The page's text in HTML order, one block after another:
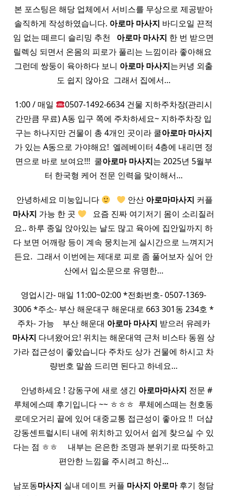
본 포스팅은 해당 업체에서 서비스를 무상으로 제공받아
솔직하게 작성하였습니다. 아로마 마사지 바디오일 끈적
임 없는 떼르디 슬리밍 추천 ​ ​ 아로마 마사지 한 번 받으면
릴렉싱 되면서 온몸의 피로가 풀리는 느낌이라 좋아해요 ​
그런데 쌍둥이 육아하다 보니 아로마 마사지는커녕 외출
도 쉽지 않아요 ​ 그래서 집에서…
1:00 / 매일
0507-1492-6634 건물 지하주차장(관리시
간만큼 무료) A동 입구 쪽에 주차하세요~ 지하주차장 입
구는 하나지만 건물이 총 4개인 곳이라 쿨아로마 마사지
가 있는 A동으로 가야해요! ​ 엘레베이터 4층에 내리면 정
면으로 바로 보여요!!! ​ 쿨아로마 마사지는 2025년 5월부
터 한국형 케어 전문 인력을 맞이해서…
​ 안녕하세요 미눙입니다 안산 아로마마사지 커플
마사지 가능 한 곳
​ ​ 요즘 진짜 여기저기 몸이 소리질러
요.. 하루 종일 앉아있는 날도 많고 육아에 집안일까지 하
다 보면 어깨랑 등이 계속 뭉치는게 실시간으로 느껴지거
든요. ​ 그래서 이번에는 제대로 피로 좀 풀어보자 싶어 안
산에서 입소문으로 유명한…
영업시간- 매일 11:00~02:00 *전화번호- 0507-1369-
3006 *주소- 부산 해운대구 해운대로 663 301동 234호 *
주차- 가능 ​ ​ ​ 부산 해운대 아로마 마사지 받으러 유레카
마사지 다녀왔어요! 위치는 해운대역 근처 비스타 동원 상
가라 접근성이 좋았습니다 주차도 상가 건물에 하시고 차
량번호 말씀 드리면 된다고 하네요…
​ ​ ​ 안녕하세요 ! 강동구에 새로 생긴 아로마마사지 전문 #
루체에스떼 후기입니다 ~~ ㅎㅎㅎ ​ 루체에스떼는 천호동
로데오거리 끝에 있어 대중교통 접근성이 좋아요 !! ​ 더샵
강동센트럴시티 내에 위치하고 있어서 쉽게 찾으실 수 있
다는 점 ㅎㅎ ​ ​ ​ ​ 내부는 은은한 조명과 분위기로 따뜻하고
편안한 느낌을 주시려고 하신…
남포동마사지 실내 데이트 커플 마사지 아로마후기 청담